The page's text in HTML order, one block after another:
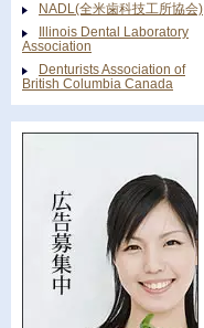
NADL(全米歯科技工所協会)
Illinois Dental Laboratory
Association
Denturists Association of
British Columbia Canada